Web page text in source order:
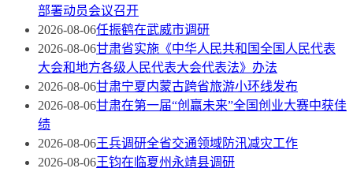
部署动员会议召开
2026-08-06任振鹤在武威市调研
2026-08-06甘肃省实施《中华人民共和国全国人民代表
大会和地方各级人民代表大会代表法》办法
2026-08-06甘肃宁夏内蒙古跨省旅游小环线发布
2026-08-06甘肃在第一届“创赢未来”全国创业大赛中获佳
绩
2026-08-06王兵调研全省交通领域防汛减灾工作
2026-08-06王钧在临夏州永靖县调研